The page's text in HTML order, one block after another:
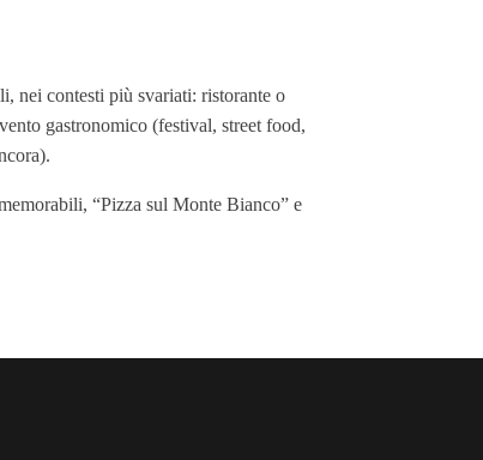
nei contesti più svariati: ristorante o
gastronomico (festival, street food,
“Pizza sul Monte Bianco” e